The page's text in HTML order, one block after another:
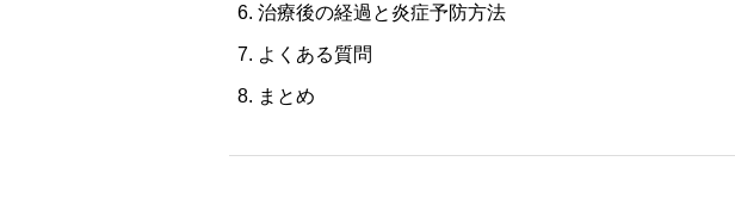
治療後の経過と炎症予防方法
よくある質問
まとめ